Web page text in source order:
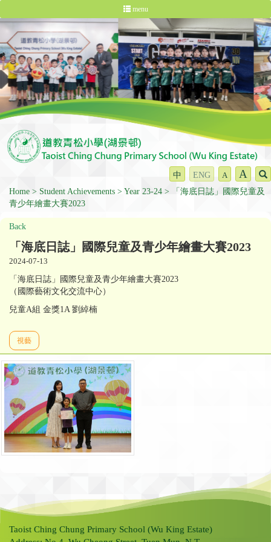
menu
中 ENG A A
Home Student Achievements Year 23-24
「海底日誌」國際兒童及
青少年繪畫大賽2023
Back
「海底日誌」國際兒童及青少年繪畫大賽2023
2024-07-13
「海底日誌」國際兒童及青少年繪畫大賽2023
（國際藝術文化交流中心）
兒童A組 金獎1A 劉綽楠
視藝
Taoist Ching Chung Primary School (Wu King Estate)